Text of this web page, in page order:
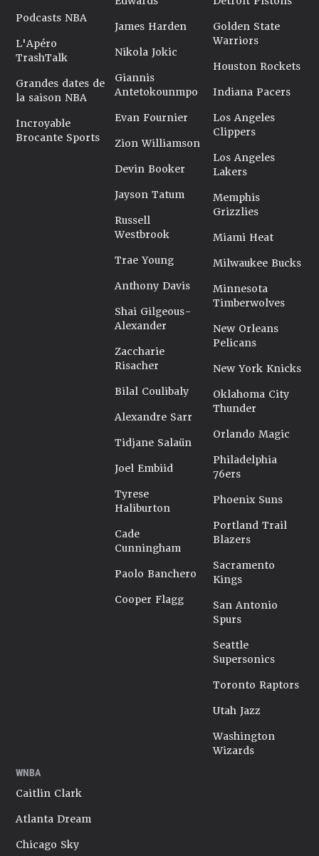
Podcasts NBA
L'Apéro
TrashTalk
Grandes dates de
la saison NBA
Incroyable
Brocante Sports
James Harden
Nikola Jokic
Giannis
Antetokounmpo
Evan Fournier
Zion Williamson
Devin Booker
Jayson Tatum
Russell
Westbrook
Trae Young
Anthony Davis
Shai Gilgeous-
Alexander
Zaccharie
Risacher
Bilal Coulibaly
Alexandre Sarr
Tidjane Salaün
Joel Embiid
Tyrese
Haliburton
Cade
Cunningham
Paolo Banchero
Cooper Flagg
Golden State
Warriors
Houston Rockets
Indiana Pacers
Los Angeles
Clippers
Los Angeles
Lakers
Memphis
Grizzlies
Miami Heat
Milwaukee Bucks
Minnesota
Timberwolves
New Orleans
Pelicans
New York Knicks
Oklahoma City
Thunder
Orlando Magic
Philadelphia
76ers
Phoenix Suns
Portland Trail
Blazers
Sacramento
Kings
San Antonio
Spurs
Seattle
Supersonics
Toronto Raptors
Utah Jazz
Washington
Wizards
WNBA
Caitlin Clark
Atlanta Dream
Chicago Sky